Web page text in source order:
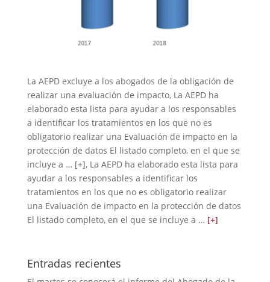
La AEPD excluye a los abogados de la obligación de
realizar una evaluación de impacto, La AEPD ha
elaborado esta lista para ayudar a los responsables
a identificar los tratamientos en los que no es
obligatorio realizar una Evaluación de impacto en la
protección de datos El listado completo, en el que se
incluye a … [+], La AEPD ha elaborado esta lista para
ayudar a los responsables a identificar los
tratamientos en los que no es obligatorio realizar
una Evaluación de impacto en la protección de datos
El listado completo, en el que se incluye a … [+]
Entradas recientes